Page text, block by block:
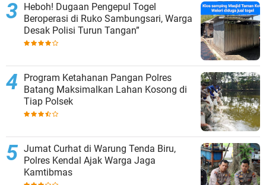
Heboh! Dugaan Pengepul Togel
Beroperasi di Ruko Sambungsari, Warga
Desak Polisi Turun Tangan”
Program Ketahanan Pangan Polres
Batang Maksimalkan Lahan Kosong di
Tiap Polsek
Jumat Curhat di Warung Tenda Biru,
Polres Kendal Ajak Warga Jaga
Kamtibmas